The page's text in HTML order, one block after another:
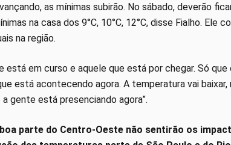
as mínimas subirão. No sábado, deverão
na casa dos 9°C, 10°C, 12°C, disse Fialho. Ele
na região.
está em curso e aquele que está por chegar. Só
está acontecendo agora. A temperatura vai
gente está presenciando agora”.
parte do Centro-Oeste não sentirão os